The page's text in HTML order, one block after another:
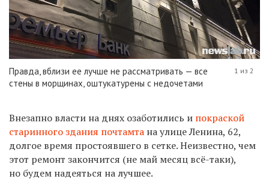
Правда, вблизи ее лучше не рассматривать — все
стены в морщинах, оштукатурены с недочетами
1 из 2
Внезапно власти на днях озаботились и покраской
старинного здания почтамта на улице Ленина, 62,
долгое время простоявшего в сетке. Неизвестно, чем
этот ремонт закончится (не май месяц всё-таки),
но будем надеяться на лучшее.